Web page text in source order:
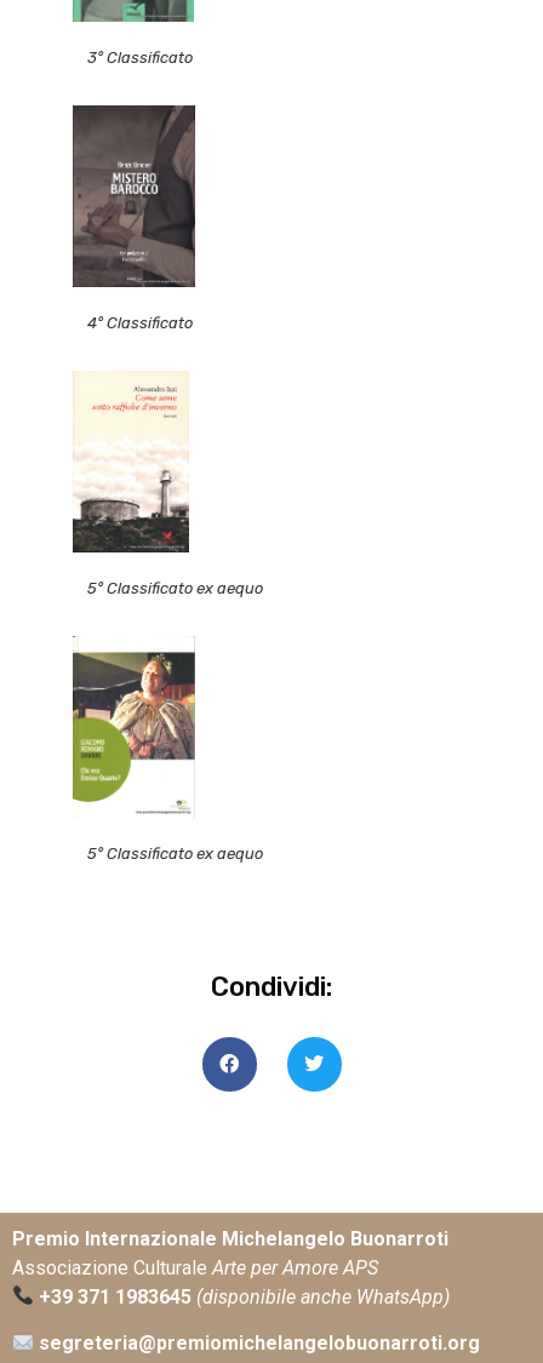
3° Classificato
4° Classificato
5° Classificato ex aequo
5° Classificato ex aequo
Condividi:
Premio Internazionale Michelangelo Buonarroti
Associazione Culturale Arte per Amore APS
+39 371 1983645 (disponibile anche WhatsApp)
segreteria@premiomichelangelobuonarroti.org